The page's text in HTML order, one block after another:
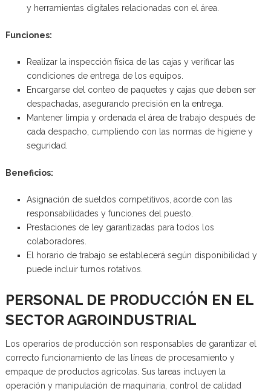
y herramientas digitales relacionadas con el área.
Funciones:
Realizar la inspección física de las cajas y verificar las
condiciones de entrega de los equipos.
Encargarse del conteo de paquetes y cajas que deben ser
despachadas, asegurando precisión en la entrega.
Mantener limpia y ordenada el área de trabajo después de
cada despacho, cumpliendo con las normas de higiene y
seguridad.
Beneficios:
Asignación de sueldos competitivos, acorde con las
responsabilidades y funciones del puesto.
Prestaciones de ley garantizadas para todos los
colaboradores.
El horario de trabajo se establecerá según disponibilidad y
puede incluir turnos rotativos.
PERSONAL DE PRODUCCIÓN EN EL
SECTOR AGROINDUSTRIAL
Los operarios de producción son responsables de garantizar el
correcto funcionamiento de las líneas de procesamiento y
empaque de productos agrícolas. Sus tareas incluyen la
operación y manipulación de maquinaria, control de calidad